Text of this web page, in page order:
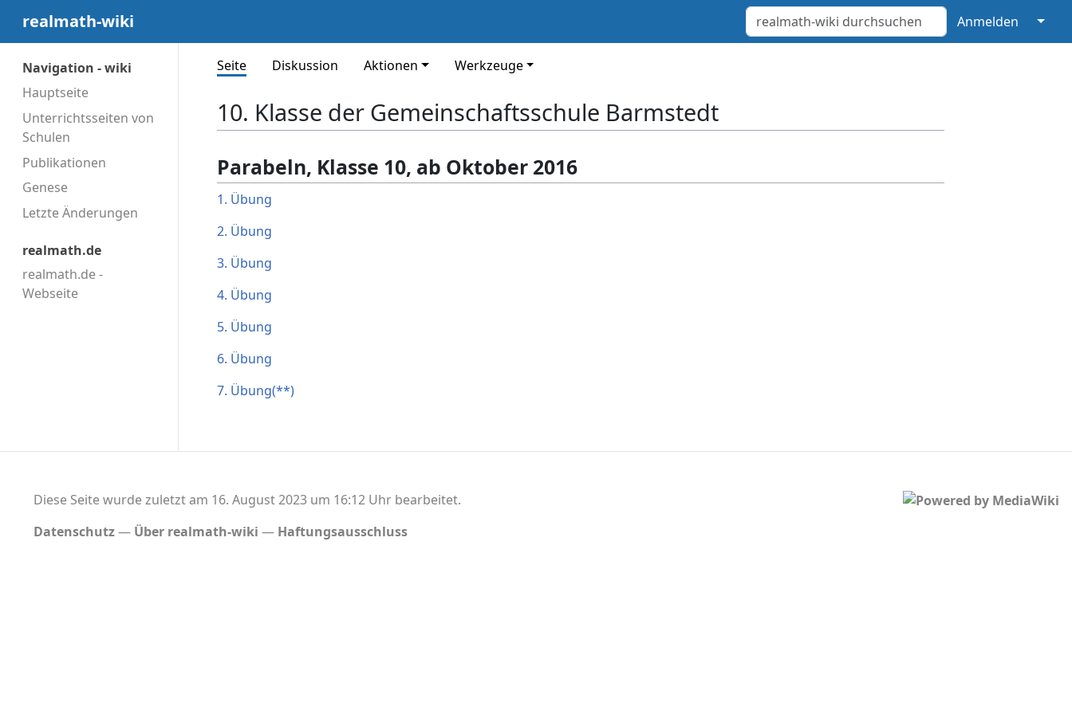
realmath-wiki Anmelden ↓
Navigation - wiki
Hauptseite
Unterrichtsseiten von
Schulen
Publikationen
Genese
Letzte Änderungen
realmath.de
realmath.de -
Webseite
Seite Diskussion Aktionen Werkzeuge
10. Klasse der Gemeinschaftsschule Barmstedt
Parabeln, Klasse 10, ab Oktober 2016
1. Übung
2. Übung
3. Übung
4. Übung
5. Übung
6. Übung
7. Übung(**)
Diese Seite wurde zuletzt am 16. August 2023 um 16:12 Uhr bearbeitet.
Datenschutz
Über realmath-wiki Haftungsausschluss